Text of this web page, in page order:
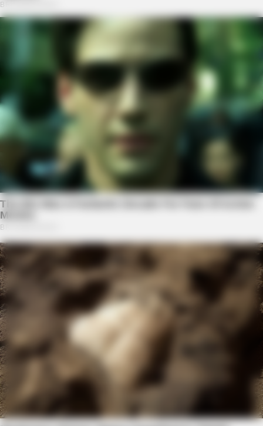
Pickle Juice For A Month: Surprising Health Boost
1 Simple Hack To Save On Your Electric Bill (Try Tonight)